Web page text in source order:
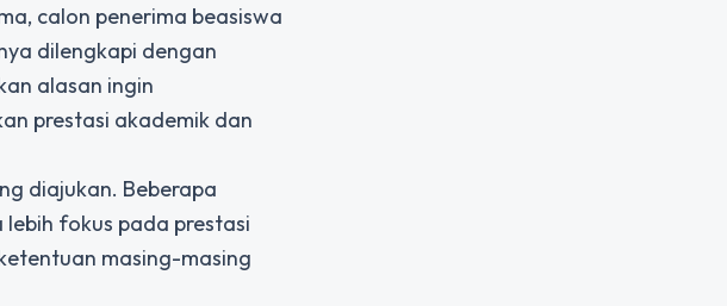
calon penerima beasiswa
dilengkapi dengan
alasan ingin
prestasi akademik dan
diajukan. Beberapa
fokus pada prestasi
masing-masing